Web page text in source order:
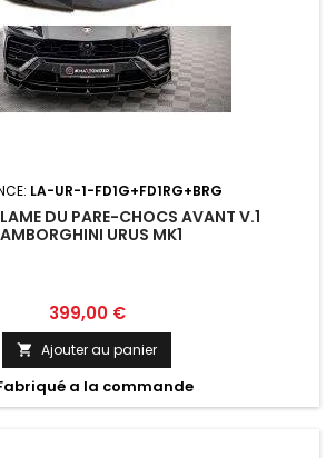
LA-UR-1-FD1G+FD1RG+BRG
DU PARE-CHOCS AVANT V.1
URUS MK1
Prix
399,00 €
 Ajouter au panier
a la commande